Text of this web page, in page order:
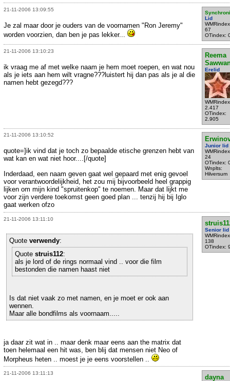
21-11-2006 13:09:55
Lid
67
OTindex:
Je zal maar door je ouders van de voornamen "Ron Jeremy"
worden voorzien, dan ben je pas lekker...
21-11-2006 13:10:23
Reema
Erelid
2.417
OTindex:
2.905
ik vraag me af met welke naam je hem moet roepen, en wat nou
als je iets aan hem wilt vragne???luistert hij dan pas als je al die
namen hebt gezegd???
21-11-2006 13:10:52
Junior lid
24
OTindex:
Wnplts:
Hilversum
quote=]ik vind dat je toch zo bepaalde etische grenzen hebt van
wat kan en wat niet hoor....[/quote]
Inderdaad, een naam geven gaat wel gepaard met enig gevoel
voor verantwoordelijkheid, het zou mij bijvoorbeeld heel grappig
lijken om mijn kind "spruitenkop" te noemen. Maar dat lijkt me
voor zijn verdere toekomst geen goed plan ... tenzij hij bij Iglo
gaat werken ofzo
21-11-2006 13:11:10
Senior lid
138
OTindex:
Quote verwendy:
Quote struis112:
als je lord of de rings normaal vind .. voor die film
bestonden die namen haast niet
Is dat niet vaak zo met namen, en je moet er ook aan
wennen.
Maar alle bondfilms als voornaam.....
ja daar zit wat in .. maar denk maar eens aan the matrix dat
toen helemaal een hit was, ben blij dat mensen niet Neo of
Morpheus heten .. moest je je eens voorstellen ..
21-11-2006 13:11:13
dayna